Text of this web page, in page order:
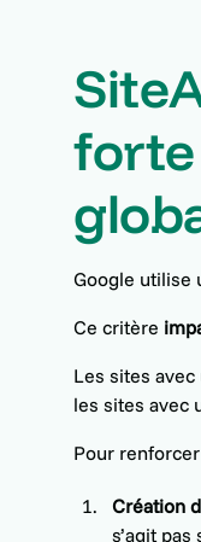
Google utilise
Ce critère
Les sites
les sites avec
Pour
Création
s’agit